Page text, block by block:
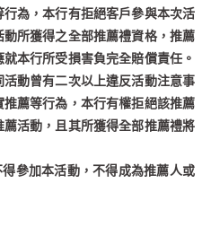
為，本行有拒絕客戶參與本次活
所獲得之全部推薦禮資格，推薦
本行所受損害負完全賠償責任。
動曾有二次以上違反活動注意事
薦等行為，本行有權拒絕該推薦
活動，且其所獲得全部推薦禮將
參加本活動，不得成為推薦人或